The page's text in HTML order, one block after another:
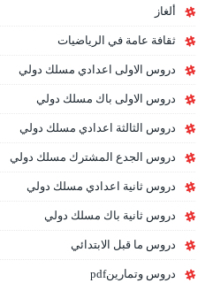
ألغاز
ثقافة عامة في الرياضيات
دروس الاولى اعدادي مسلك دولي
دروس الاولى باك مسلك دولي
دروس الثالثة اعدادي مسلك دولي
دروس الجدع المشترك مسلك دولي
دروس ثانية اعدادي مسلك دولي
دروس ثانية باك مسلك دولي
دروس ما قبل الابتدائي
دروس وتمارينpdf